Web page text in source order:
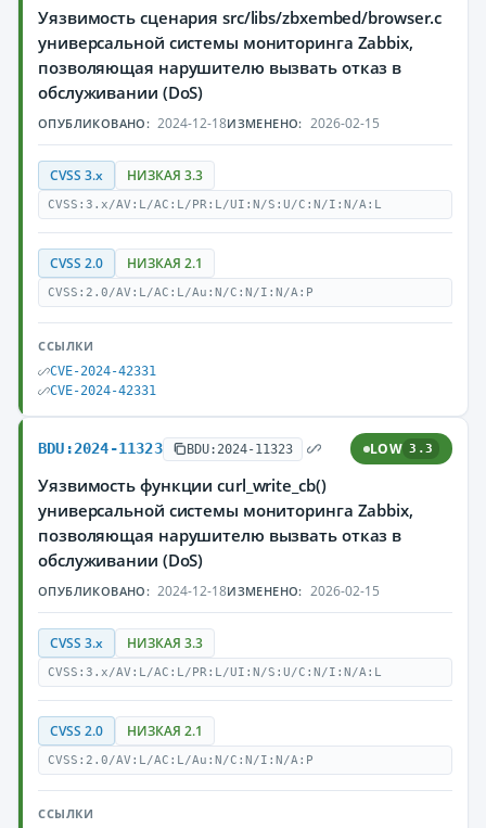
Уязвимость сценария src/libs/zbxembed/browser.c
универсальной системы мониторинга Zabbix,
позволяющая нарушителю вызвать отказ в
обслуживании (DoS)
ОПУБЛИКОВАНО: 2024-12-18ИЗМЕНЕНО: 2026-02-15
CVSS 3.x НИЗКАЯ 3.3
CVSS:3.x/AV:L/AC:L/PR:L/UI:N/S:U/C:N/I:N/A:L
CVSS 2.0 НИЗКАЯ 2.1
CVSS:2.0/AV:L/AC:L/Au:N/C:N/I:N/A:P
ССЫЛКИ
CVE-2024-42331
CVE-2024-42331
BDU:2024-11323 BDU:2024-11323 LOW 3.3
Уязвимость функции curl_write_cb()
универсальной системы мониторинга Zabbix,
позволяющая нарушителю вызвать отказ в
обслуживании (DoS)
ОПУБЛИКОВАНО: 2024-12-18ИЗМЕНЕНО: 2026-02-15
CVSS 3.x НИЗКАЯ 3.3
CVSS:3.x/AV:L/AC:L/PR:L/UI:N/S:U/C:N/I:N/A:L
CVSS 2.0 НИЗКАЯ 2.1
CVSS:2.0/AV:L/AC:L/Au:N/C:N/I:N/A:P
ССЫЛКИ